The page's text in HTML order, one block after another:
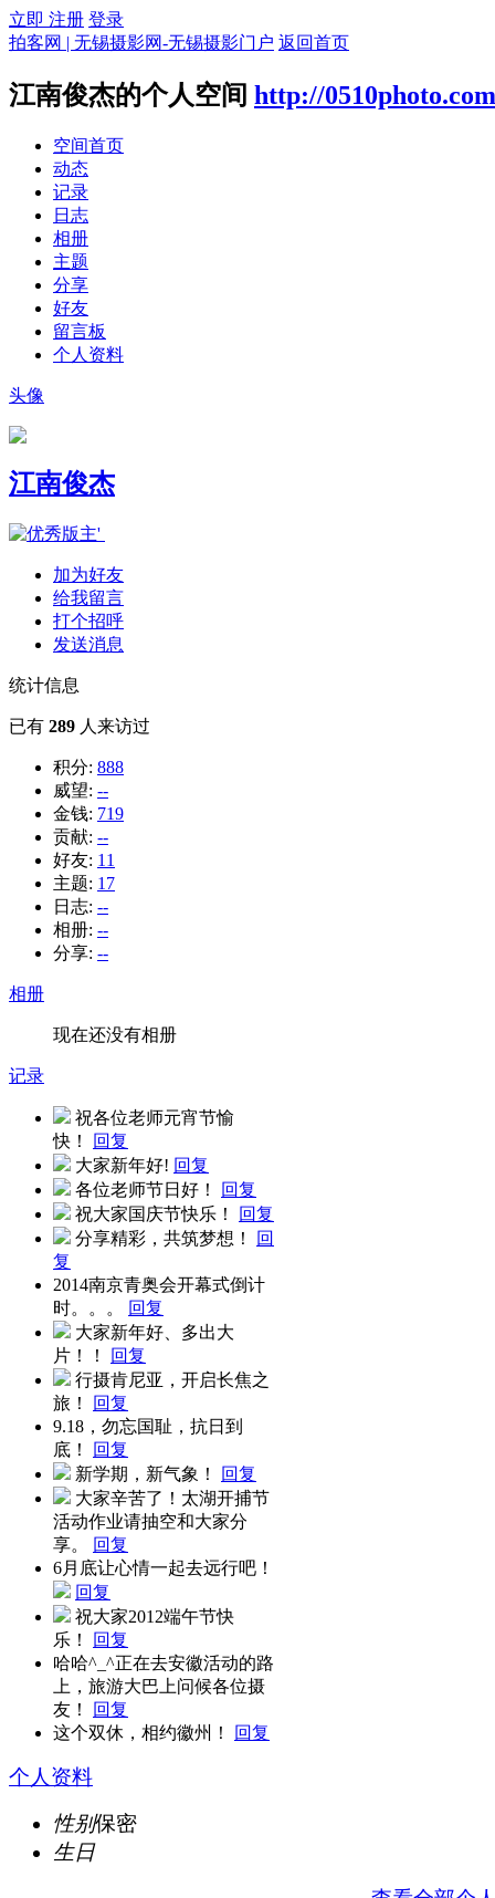
立即 注册 登录
拍客网 | 无锡摄影网-无锡摄影门户 返回首页
江南俊杰的个人空间 http://
空间首页
动态
记录
日志
相册
主题
分享
好友
留言板
个人资料
头像
江南俊杰
加为好友
给我留言
打个招呼
发送消息
统计信息
已有 289 人来访过
积分: 888
威望: --
金钱: 719
贡献: --
好友: 11
主题: 17
日志: --
相册: --
分享: --
相册
现在还没有相册
记录
祝各位老师元宵节愉
快！
回复
大家新年好! 回复
各位老师节日好！
回复
祝大家国庆节快乐！
回复
分享精彩，共筑梦想！
回
复
2014南京青奥会开幕式倒计
时。。。
回复
大家新年好、多出大
片！！
回复
行摄肯尼亚，开启长焦之
旅！
回复
9.18，勿忘国耻，抗日到
底！
回复
新学期，新气象！
回复
大家辛苦了！太湖开捕节
活动作业请抽空和大家分
享。
回复
6月底让心情一起去远行吧！
回复
祝大家2012端午节快
乐！
回复
哈哈^_^正在去安徽活动的路
上，旅游大巴上问候各位摄
友！
回复
这个双休，相约徽州！
回复
个人资料
性别保密
生日